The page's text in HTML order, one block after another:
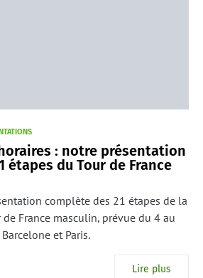
: notre présentation
étapes du Tour de France
complète des 21 étapes de la
France masculin, prévue du 4 au
et Paris.
Lire plus